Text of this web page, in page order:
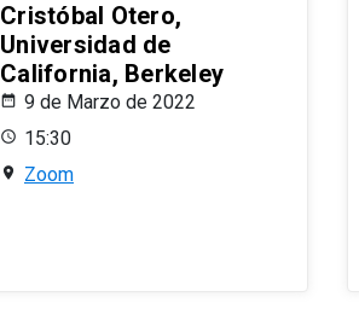
Cristóbal Otero,
Universidad de
California, Berkeley
9 de Marzo de 2022
15:30
Zoom